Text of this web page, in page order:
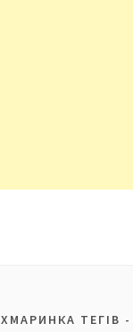
ХМАРИНКА ТЕГІВ